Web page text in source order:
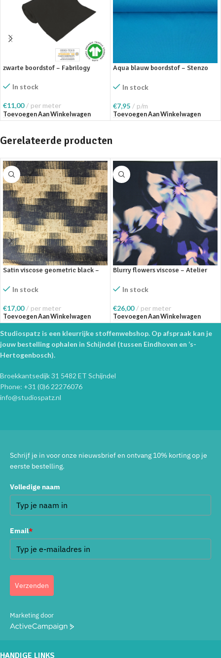
zwarte boordstof – Fabrilogy
In stock
€11,00 per meter
Toevoegen Aan Winkelwagen
Aqua blauw boordstof – Stenzo
In stock
€7,95 p/m
Toevoegen Aan Winkelwagen
Gerelateerde producten
Satin viscose geometric black –
In stock
€17,00 per meter
Toevoegen Aan Winkelwagen
Blurry flowers viscose – Atelier
In stock
€26,00 per meter
Toevoegen Aan Winkelwagen
Studiospatz is een kleurrijke stoffenwebshop. Op afspraak kan je
jouw bestelling ophalen in Schijndel (tussen Eindhoven en ‘s-
Hertogenbosch).
Broekkantsedijk 31 5482 ET Schijndel
Phone: +31 (0)6 22276076
info@studiospatz.nl
Schrijf je in voor onze nieuwsbrief en ontvang 10% korting op je
eerste bestelling.
Volledige naam
Email*
Verzenden
Marketing door
ActiveCampaign
HANDIGE LINKS